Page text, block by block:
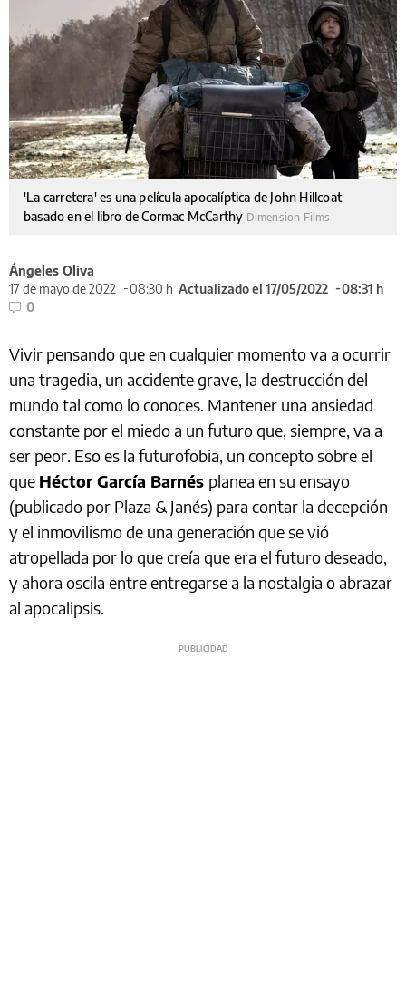
'La carretera' es una película apocalíptica de John Hillcoat
basado en el libro de Cormac McCarthy Dimension Films
Ángeles Oliva
17 de mayo de 2022
08:30 h Actualizado el 17/05/2022
08:31 h
0
Vivir pensando que en cualquier momento va a ocurrir
una tragedia, un accidente grave, la destrucción del
mundo tal como lo conoces. Mantener una ansiedad
constante por el miedo a un futuro que, siempre, va a
ser peor. Eso es la futurofobia, un concepto sobre el
que Héctor García Barnés planea en su ensayo
(publicado por Plaza & Janés) para contar la decepción
y el inmovilismo de una generación que se vió
atropellada por lo que creía que era el futuro deseado,
y ahora oscila entre entregarse a la nostalgia o abrazar
al apocalipsis.